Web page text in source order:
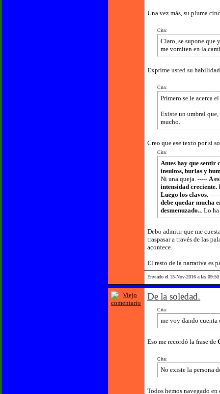
Una vez más, su pluma
Cita:
Claro, se supone que
me vomiten en la
Exprime usted su
Cita:
Primero se le acerca
Existe un umbral que,
mucho.
Creo que ese texto por sí
Cita:
Antes hay que sentir
insultos, burlas y
Ni una queja. ----- A
intensidad creciente.
Luego los clavos.
debe quedar mucha
desmenuzado... Lo
Debo admitir que me
traspasar a través de las
acontece.
El resto de la narrativa es
Enviado el 15-Nov-2016 a las
De la soledad.
Cita:
me voy dando cuenta
Eso me recordó la frase de
Cita:
No existe la persona
Todos hemos navegado